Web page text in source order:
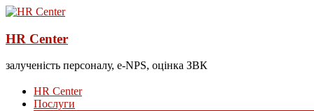
HR Center
залученість персоналу, e-NPS, оцінка ЗВК
HR Center
Послуги